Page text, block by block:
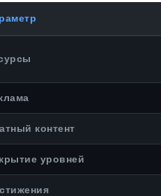
контент
уровней